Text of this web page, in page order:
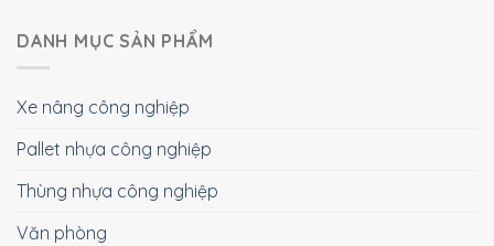
DANH MỤC SẢN PHẨM
Xe nâng công nghiệp
Pallet nhựa công nghiệp
Thùng nhựa công nghiệp
Văn phòng